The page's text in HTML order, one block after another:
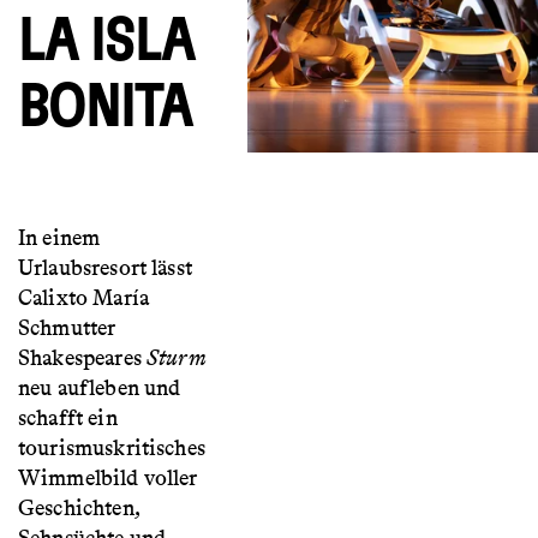
LA ISLA
BONITA
In einem
Urlaubsresort lässt
Calixto María
Schmutter
ShakespearesSturm
neu aufleben und
schafft ein
tourismuskritisches
Wimmelbild voller
Geschichten,